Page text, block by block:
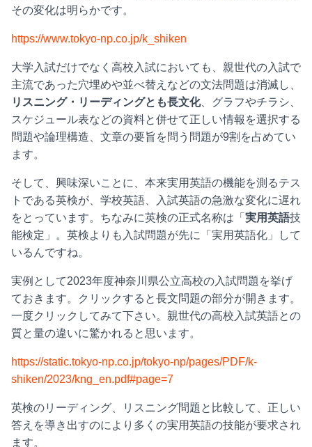
その変化は明らかです。
https://www.tokyo-np.co.jp/k_shiken
大学入試だけでなく高校入試においても、親世代の入試で
主流であった穴埋めや並べ替えなどの文法問題は消滅し、
リスニング・リーディングとも長文化、グラフやチラシ、
スケジュール表などの資料と併せて正しい情報を選択する
問題や論理構造、文章の要旨を問う問題が9割を占めてい
ます。
そして、興味深いことに、本来実用英語の機能を測るテス
トである英検が、学校英語、入試英語の急激な変化に遅れ
をとっています。ちなみに英検の正式名称は「 実用英語技
能検定」。英検よりも入試問題が先に「実用英語化」して
いるんですね。
実例として2023年度神奈川県公立高校の入試問題を挙げ
ておきます。クリックすると長文問題の部分が開きます。
一度クリックしてみて下さい。親世代の高校入試英語との
質と量の違いに驚かれると思います。
https://static.tokyo-np.co.jp/tokyo-np/pages/PDF/k-
shiken/2023/kng_en.pdf#page=7
英検のリーディング、リスニング問題と比較して、正しい
答えを導き出すのにより多くの実用英語の技能が要求され
ます。